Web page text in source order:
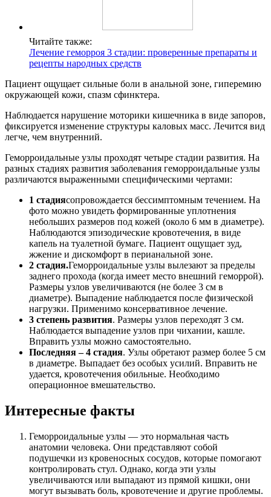
Читайте также:
Лечение геморроя 3 стадии: проверенные препараты и
рецепты народных средств
Пациент ощущает сильные боли в анальной зоне, гиперемию
окружающей кожи, спазм сфинктера.
Наблюдается нарушение моторики кишечника в виде запоров,
фиксируется изменение структуры каловых масс. Лечится вид
легче, чем внутренний.
Геморроидальные узлы проходят четыре стадии развития. На
разных стадиях развития заболевания геморроидальные узлы
различаются выраженными специфическими чертами:
1 стадиясопровождается бессимптомным течением. На
фото можно увидеть формированные уплотнения
небольших размеров под кожей (около 6 мм в диаметре).
Наблюдаются эпизодические кровотечения, в виде
капель на туалетной бумаге. Пациент ощущает зуд,
жжение и дискомфорт в перианальной зоне.
2 стадия.Геморроидальные узлы вылезают за пределы
заднего прохода (когда имеет место внешний геморрой).
Размеры узлов увеличиваются (не более 3 см в
диаметре). Выпадение наблюдается после физической
нагрузки. Применимо консервативное лечение.
3 степень развития. Размеры узлов переходят 3 см.
Наблюдается выпадение узлов при чихании, кашле.
Вправить узлы можно самостоятельно.
Последняя – 4 стадия. Узлы обретают размер более 5 см
в диаметре. Выпадает без особых усилий. Вправить не
удается, кровотечения обильные. Необходимо
операционное вмешательство.
Интересные факты
Геморроидальные узлы — это нормальная часть
анатомии человека. Они представляют собой
подушечки из кровеносных сосудов, которые помогают
контролировать стул. Однако, когда эти узлы
увеличиваются или выпадают из прямой кишки, они
могут вызывать боль, кровотечение и другие проблемы.